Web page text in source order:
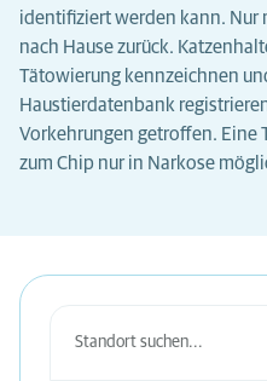
identifiziert werden kann. Nur
nach Hause zurück.
Tätowierung kennzeichnen
Haustierdatenbank
Vorkehrungen getroffen. Eine
zum Chip nur in Narkose